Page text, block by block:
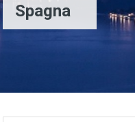
Spagna